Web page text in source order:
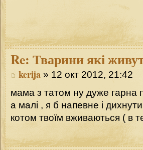
Re: Тварини які
kerija » 12 окт 2012, 21:42
мама з татом ну дуже гарна
а малі , я б напевне і
котом твоїм вживаються ( в